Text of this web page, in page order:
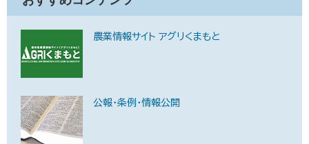
農業情報サイト アグリくまもと
公報・条例・情報公開